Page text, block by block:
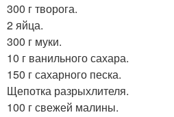
300 г творога.
2 яйца.
300 г муки.
10 г ванильного сахара.
150 г сахарного песка.
Щепотка разрыхлителя.
100 г свежей малины.